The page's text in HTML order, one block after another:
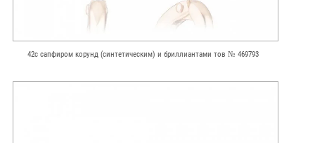
42с сапфиром корунд (синтетическим) и бриллиантами тов № 469793